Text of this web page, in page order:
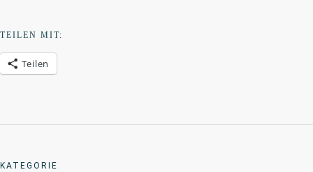
TEILEN MIT:
Teilen
KATEGORIE